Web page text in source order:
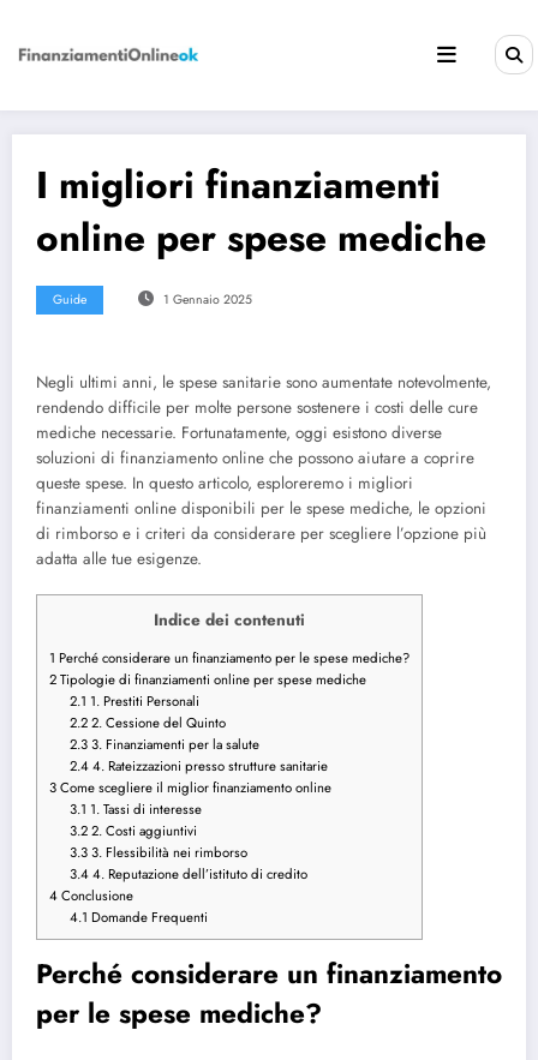
contenuto
I migliori finanziamenti
online per spese mediche
Guide 1 Gennaio 2025
Negli ultimi anni, le spese sanitarie sono aumentate notevolmente,
rendendo difficile per molte persone sostenere i costi delle cure
mediche necessarie. Fortunatamente, oggi esistono diverse
soluzioni di finanziamento online che possono aiutare a coprire
queste spese. In questo articolo, esploreremo i migliori
finanziamenti online disponibili per le spese mediche, le opzioni
di rimborso e i criteri da considerare per scegliere l’opzione più
adatta alle tue esigenze.
Indice dei contenuti
1 Perché considerare un finanziamento per le spese mediche?
2Tipologie di finanziamenti online per spese mediche
2.1 1. Prestiti Personali
2.22. Cessione del Quinto
2.33. Finanziamenti per la salute
2.44. Rateizzazioni presso strutture sanitarie
3Come scegliere il miglior finanziamento online
3.1 1. Tassi di interesse
3.22. Costi aggiuntivi
3.33. Flessibilità nei rimborso
3.44. Reputazione dell’istituto di credito
4Conclusione
4.1 Domande Frequenti
Perché considerare un finanziamento
per le spese mediche?